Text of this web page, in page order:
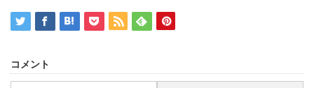
コメント